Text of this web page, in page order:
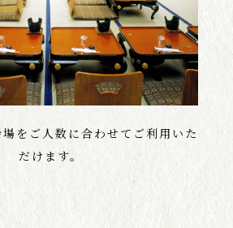
をご人数に合わせてご利用いた
だけます。